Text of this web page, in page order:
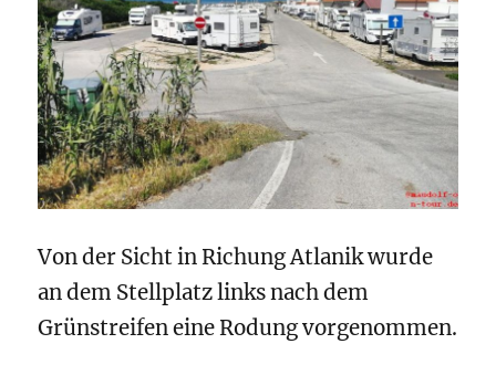
Von der Sicht in Richung Atlanik wurde
an dem Stellplatz links nach dem
Grünstreifen eine Rodung vorgenommen.